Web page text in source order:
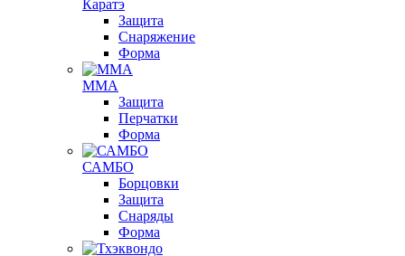
Каратэ
Защита
Снаряжение
Форма
ММА
Защита
Перчатки
Форма
САМБО
Борцовки
Защита
Снаряды
Форма